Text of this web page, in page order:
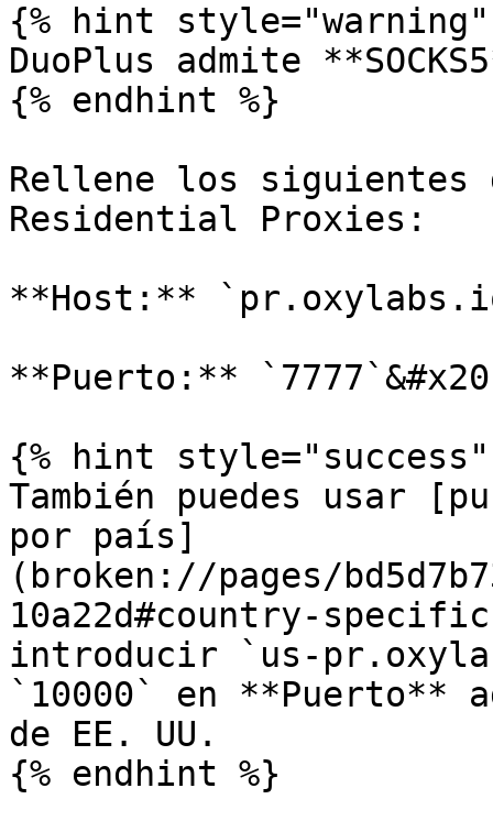
{% hint style="warning"
DuoPlus admite
{% endhint %}
Rellene los siguientes
Residential Proxies:
**Host:**
**Puerto:**
{% hint style="success"
También puedes usar
por país]
(broken://pages/
10a22d#country-
introducir `us-
`10000` en **Puerto**
de EE. UU.
{% endhint %}